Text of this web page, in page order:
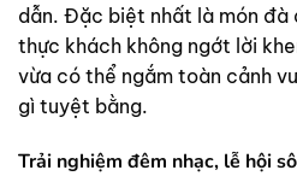
dẫn. Đặc biệt nhất là món đà
thực khách không ngớt lời
vừa có thể ngắm toàn cảnh
gì tuyệt bằng.
Trải nghiệm đêm nhạc, lễ hội